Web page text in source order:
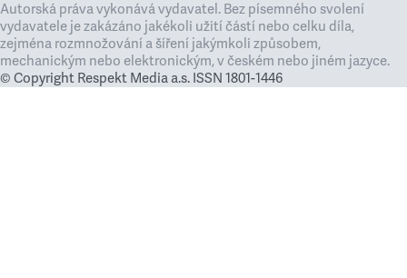
Autorská práva vykonává vydavatel. Bez písemného svolení
vydavatele je zakázáno jakékoli užití částí nebo celku díla,
zejména rozmnožování a šíření jakýmkoli způsobem,
mechanickým nebo elektronickým, v českém nebo jiném jazyce.
© Copyright Respekt Media a.s. ISSN 1801-1446